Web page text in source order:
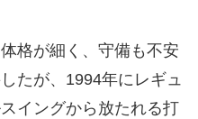
格が細く、守備も不安
たが、1994年にレギュ
イングから放たれる打